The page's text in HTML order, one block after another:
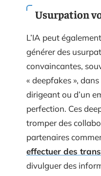
Usurpation
L’IA peut
générer des
convaincantes,
« deepfakes »,
dirigeant ou d’un
perfection. Ces
tromper des
partenaires
effectuer des
divulguer des